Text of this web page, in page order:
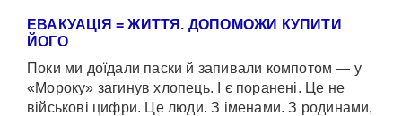
ЕВАКУАЦІЯ = ЖИТТЯ. ДОПОМОЖИ КУПИТИ
ЙОГО
Поки ми доїдали паски й запивали компотом — у
«Мороку» загинув хлопець. І є поранені. Це не
військові цифри. Це люди. З іменами. З родинами,